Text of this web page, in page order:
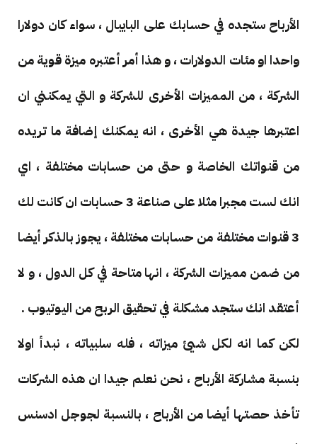
الأرباح ستجده في حسابك على البايبال ، سواء كان دولارا
واحدا او مئات الدولارات ، و هذا أمر أعتبره ميزة قوية من
الشركة ، من المميزات الأخرى للشركة و التي يمكنني ان
اعتبرها جيدة هي الأخرى ، انه يمكنك إضافة ما تريده
من قنواتك الخاصة و حتى من حسابات مختلفة ، اي
انك لست مجبرا مثلا على صناعة 3 حسابات ان كانت لك
3 قنوات مختلفة من حسابات مختلفة ، يجوز بالذكر أيضا
من ضمن مميزات الشركة ، انها متاحة في كل الدول ، و لا
أعتقد انك ستجد مشكلة في تحقيق الربح من اليوتيوب .
لكن كما انه لكل شيئ ميزاته ، فله سلبياته ، نبدأ اولا
بنسبة مشاركة الأرباح ، نحن نعلم جيدا ان هذه الشركات
تأخذ حصتها أيضا من الأرباح ، بالنسبة لجوجل ادسنس